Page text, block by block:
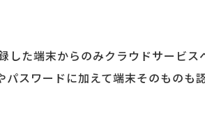
た端末からのみクラウドサービス
スワードに加えて端末そのものも